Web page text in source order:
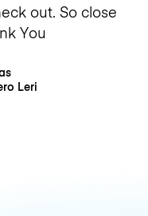
out. So close
You
Leri